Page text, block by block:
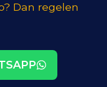
Dan regelen